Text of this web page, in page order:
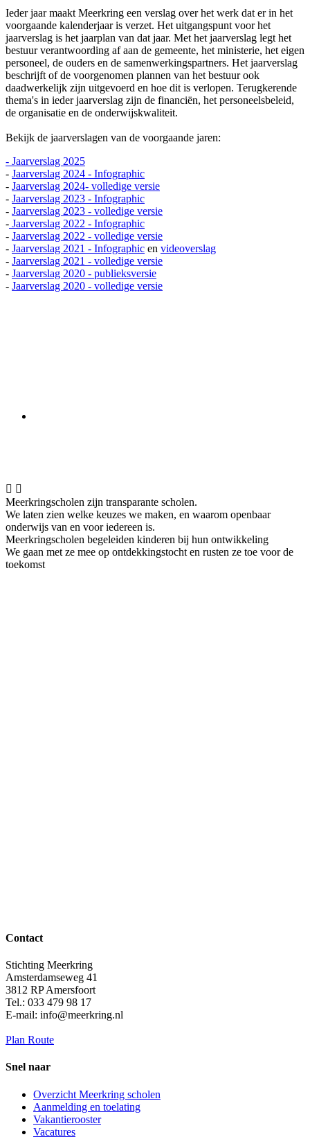
Ieder jaar maakt Meerkring een verslag over het werk dat er in het
voorgaande kalenderjaar is verzet. Het uitgangspunt voor het
jaarverslag is het jaarplan van dat jaar. Met het jaarverslag legt het
bestuur verantwoording af aan de gemeente, het ministerie, het eigen
personeel, de ouders en de samenwerkingspartners. Het jaarverslag
beschrijft of de voorgenomen plannen van het bestuur ook
daadwerkelijk zijn uitgevoerd en hoe dit is verlopen. Terugkerende
thema's in ieder jaarverslag zijn de financiën, het personeelsbeleid,
de organisatie en de onderwijskwaliteit.
Bekijk de jaarverslagen van de voorgaande jaren:
- Jaarverslag 2025
- Jaarverslag 2024 - Infographic
- Jaarverslag 2024- volledige versie
- Jaarverslag 2023 - Infographic
- Jaarverslag 2023 - volledige versie
- Jaarverslag 2022 - Infographic
- Jaarverslag 2022 - volledige versie
- Jaarverslag 2021 - Infographic en videoverslag
- Jaarverslag 2021 - volledige versie
- Jaarverslag 2020 - publieksversie
- Jaarverslag 2020 - volledige versie
 
Meerkringscholen zijn transparante scholen.
We laten zien welke keuzes we maken, en waarom openbaar
onderwijs van en voor iedereen is.
Meerkringscholen begeleiden kinderen bij hun ontwikkeling
We gaan met ze mee op ontdekkingstocht en rusten ze toe voor de
toekomst
Contact
Stichting Meerkring
Amsterdamseweg 41
3812 RP Amersfoort
Tel.: 033 479 98 17
E-mail: info@meerkring.nl
Plan Route
Snel naar
Overzicht Meerkring scholen
Aanmelding en toelating
Vakantierooster
Vacatures